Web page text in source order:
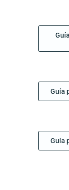
Guía
Guía